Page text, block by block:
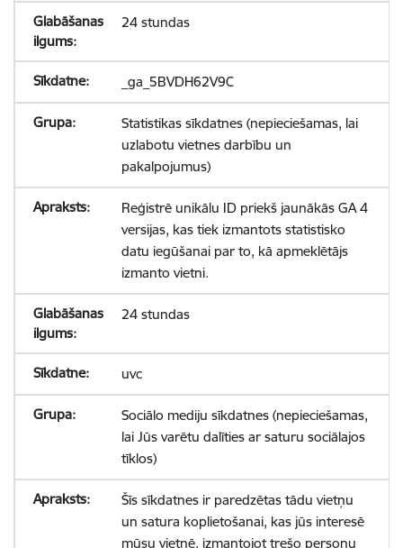
24 stundas
_ga_5BVDH62V9C
Statistikas sīkdatnes (nepieciešamas, lai
uzlabotu vietnes darbību un
pakalpojumus)
Reģistrē unikālu ID priekš jaunākās GA 4
versijas, kas tiek izmantots statistisko
datu iegūšanai par to, kā apmeklētājs
izmanto vietni.
24 stundas
uvc
Sociālo mediju sīkdatnes (nepieciešamas,
lai Jūs varētu dalīties ar saturu sociālajos
tīklos)
Šīs sīkdatnes ir paredzētas tādu vietņu
un satura koplietošanai, kas jūs interesē
mūsu vietnē, izmantojot trešo personu